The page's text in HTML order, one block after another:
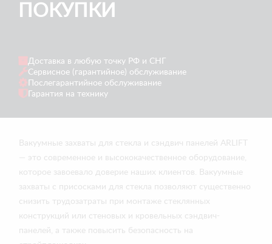
ПОКУПКИ
Доставка в любую точку РФ и СНГ
Сервисное (гарантийное) обслуживание
Послегарантийное обслуживание
Гарантия на технику
Вакуумные захваты для стекла и сэндвич панелей ARLIFT
— это современное и высококачественное оборудование,
которое завоевало доверие наших клиентов. Вакуумные
захваты с присосками для стекла позволяют существенно
снизить трудозатраты при монтаже стеклянных
конструкций или стеновых и кровельных сэндвич-
панелей, а также повысить безопасность на